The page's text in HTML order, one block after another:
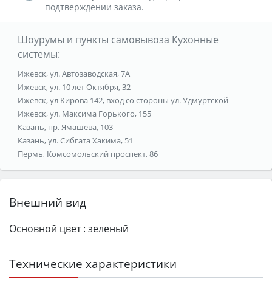
подтверждении заказа.
Шоурумы и пункты самовывоза Кухонные
системы:
Ижевск, ул. Автозаводская, 7А
Ижевск, ул. 10 лет Октября, 32
Ижевск, ул Кирова 142, вход со стороны ул. Удмуртской
Ижевск, ул. Максима Горького, 155
Казань, пр. Ямашева, 103
Казань, ул. Сибгата Хакима, 51
Пермь, Комсомольский проспект, 86
Внешний вид
Основной цвет : зеленый
Технические характеристики